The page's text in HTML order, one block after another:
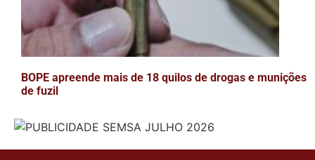
BOPE apreende mais de 18 quilos de drogas e munições
de fuzil